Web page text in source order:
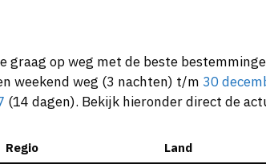
op weg met de beste
weekend weg (3 nachten) t/m 30
(14 dagen). Bekijk hieronder direct de
Regio Land